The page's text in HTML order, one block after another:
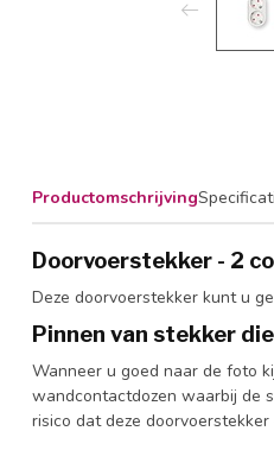
Productomschrijving
Doorvoerstekker - 2
Deze doorvoerstekker kunt u
Pinnen van stekker
Wanneer u goed naar de foto
wandcontactdozen waarbij de
risico dat deze